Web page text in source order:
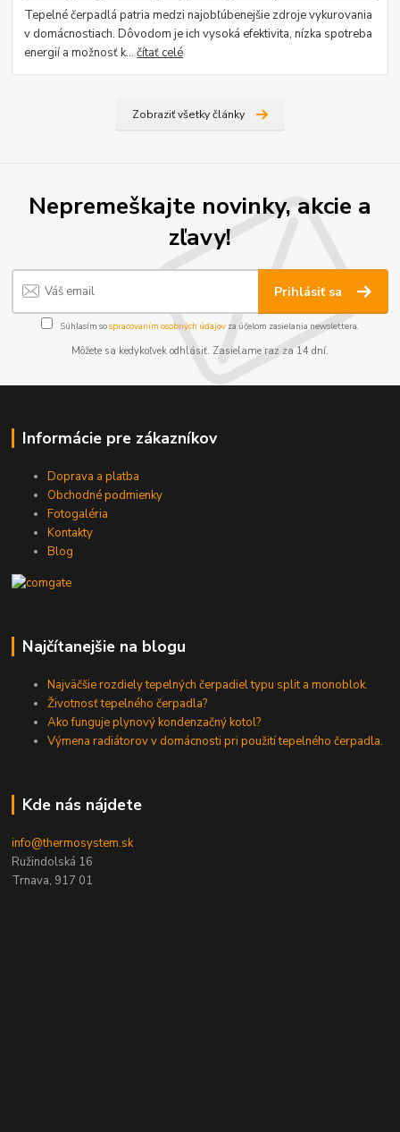
Tepelné čerpadlá patria medzi najobľúbenejšie zdroje vykurovania
v domácnostiach. Dôvodom je ich vysoká efektivita, nízka spotreba
energií a možnosť k...čítať celé
Zobraziť všetky články
Nepremeškajte novinky, akcie a
zľavy!
Prihlásiť sa
Súhlasím sospracovaním osobných údajov za účelom zasielania newslettera.
Môžete sa kedykoľvek odhlásiť. Zasielame raz za 14 dní.
Informácie pre zákazníkov
Doprava a platba
Obchodné podmienky
Fotogaléria
Kontakty
Blog
Najčítanejšie na blogu
Najväčšie rozdiely tepelných čerpadiel typu split a monoblok.
Životnosť tepelného čerpadla?
Ako funguje plynový kondenzačný kotol?
Výmena radiátorov v domácnosti pri použití tepelného čerpadla.
Kde nás nájdete
info@thermosystem.sk
Ružindolská 16
Trnava, 917 01